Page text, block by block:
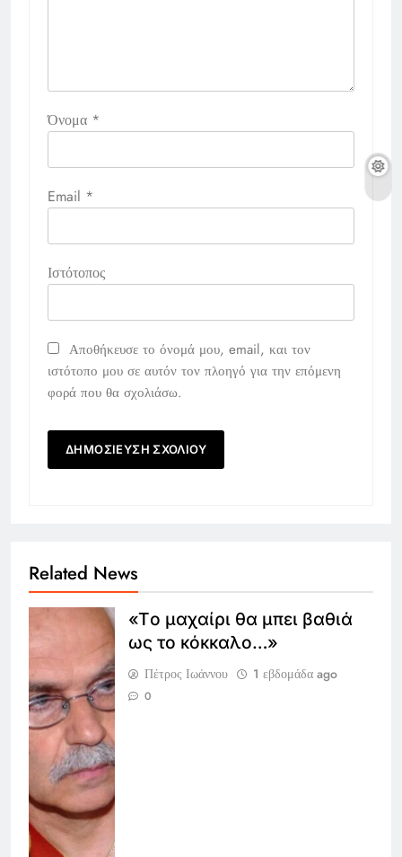
Όνομα *
Email *
Ιστότοπος
Αποθήκευσε το όνομά μου, email, και τον
ιστότοπο μου σε αυτόν τον πλοηγό για την επόμενη
φορά που θα σχολιάσω.
Related News
«Tο μαχαίρι θα μπει βαθιά
ως το κόκκαλο…»
Πέτρος Ιωάννου 1 εβδομάδα ago
0